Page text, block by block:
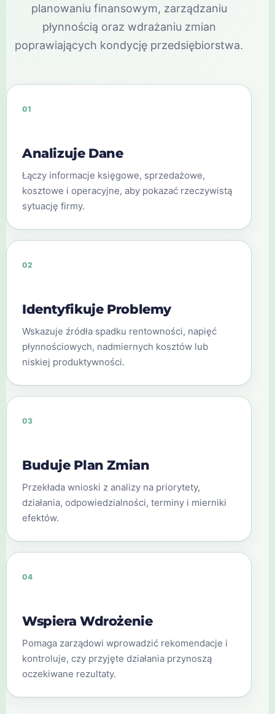
planowaniu finansowym, zarządzaniu
płynnością oraz wdrażaniu zmian
poprawiających kondycję przedsiębiorstwa.
01
Analizuje Dane
Łączy informacje księgowe, sprzedażowe,
kosztowe i operacyjne, aby pokazać rzeczywistą
sytuację firmy.
02
Identyfikuje Problemy
Wskazuje źródła spadku rentowności, napięć
płynnościowych, nadmiernych kosztów lub
niskiej produktywności.
03
Buduje Plan Zmian
Przekłada wnioski z analizy na priorytety,
działania, odpowiedzialności, terminy i mierniki
efektów.
04
Wspiera Wdrożenie
Pomaga zarządowi wprowadzić rekomendacje i
kontroluje, czy przyjęte działania przynoszą
oczekiwane rezultaty.